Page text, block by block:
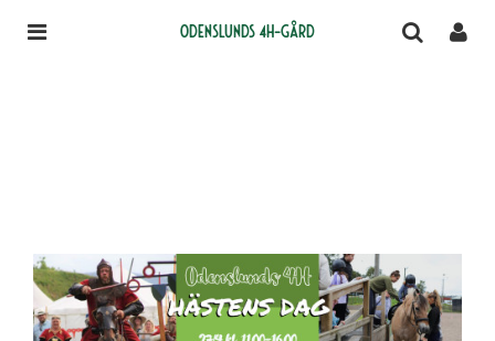
Odenslunds 4H-gård